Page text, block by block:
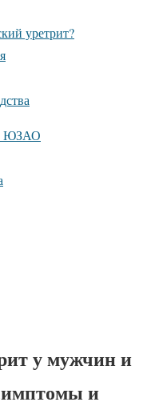
уретрит?
ЮЗАО
у мужчин и
и